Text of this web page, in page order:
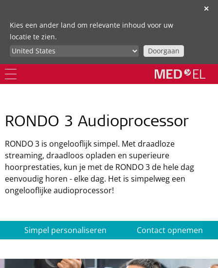
✕
Kies een ander land om relevante inhoud voor uw
locatie te zien.
Doorgaan
RONDO 3 Audioprocessor
RONDO 3 is ongelooflijk simpel. Met draadloze
streaming, draadloos opladen en superieure
hoorprestaties, kun je met de RONDO 3 de hele dag
eenvoudig horen - elke dag. Het is simpelweg een
ongelooflijke audioprocessor!
Simpel personaliseren Contact opnemen